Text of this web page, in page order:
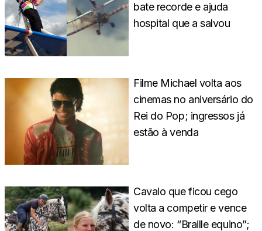
bate recorde e ajuda
hospital que a salvou
Filme Michael volta aos
cinemas no aniversário do
Rei do Pop; ingressos já
estão à venda
Cavalo que ficou cego
volta a competir e vence
de novo: “Braille equino”;